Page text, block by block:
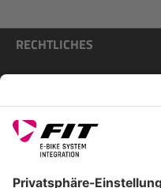
RECHTLICHES
SERVICES